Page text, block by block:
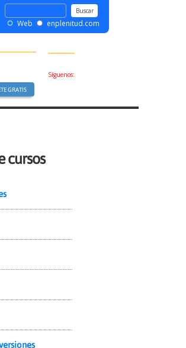
cursos
Síguenos:
Web enplenitud.com